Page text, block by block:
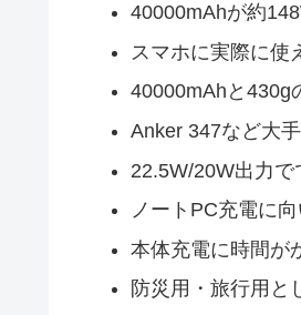
40000mAhが約
スマホに実際に使
40000mAhと430g
Anker 347など大
22.5W/20W出力で
ノートPC充電に
本体充電に時間が
防災用・旅行用と